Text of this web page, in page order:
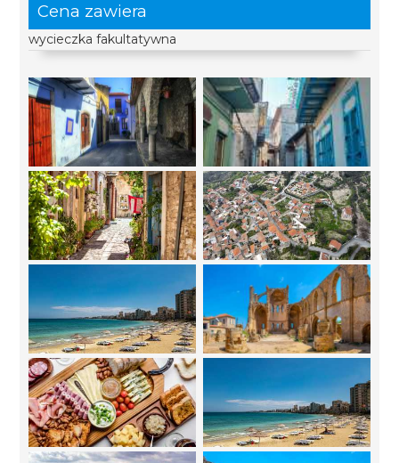
Cena zawiera
wycieczka fakultatywna